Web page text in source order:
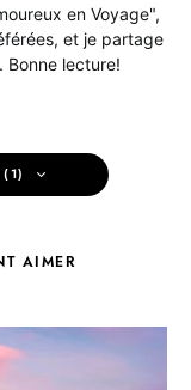
en Voyage",
et je partage
Bonne lecture!
AIMER